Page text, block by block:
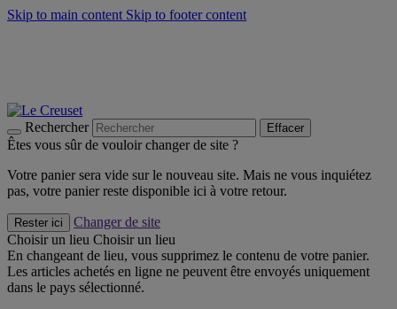
Skip to main content Skip to footer content
Rechercher Effacer
Êtes vous sûr de vouloir changer de site ?
Votre panier sera vide sur le nouveau site. Mais ne vous inquiétez
pas, votre panier reste disponible ici à votre retour.
Rester ici
Changer de site
Choisir un lieu Choisir un lieu
En changeant de lieu, vous supprimez le contenu de votre panier.
Les articles achetés en ligne ne peuvent être envoyés uniquement
dans le pays sélectionné.